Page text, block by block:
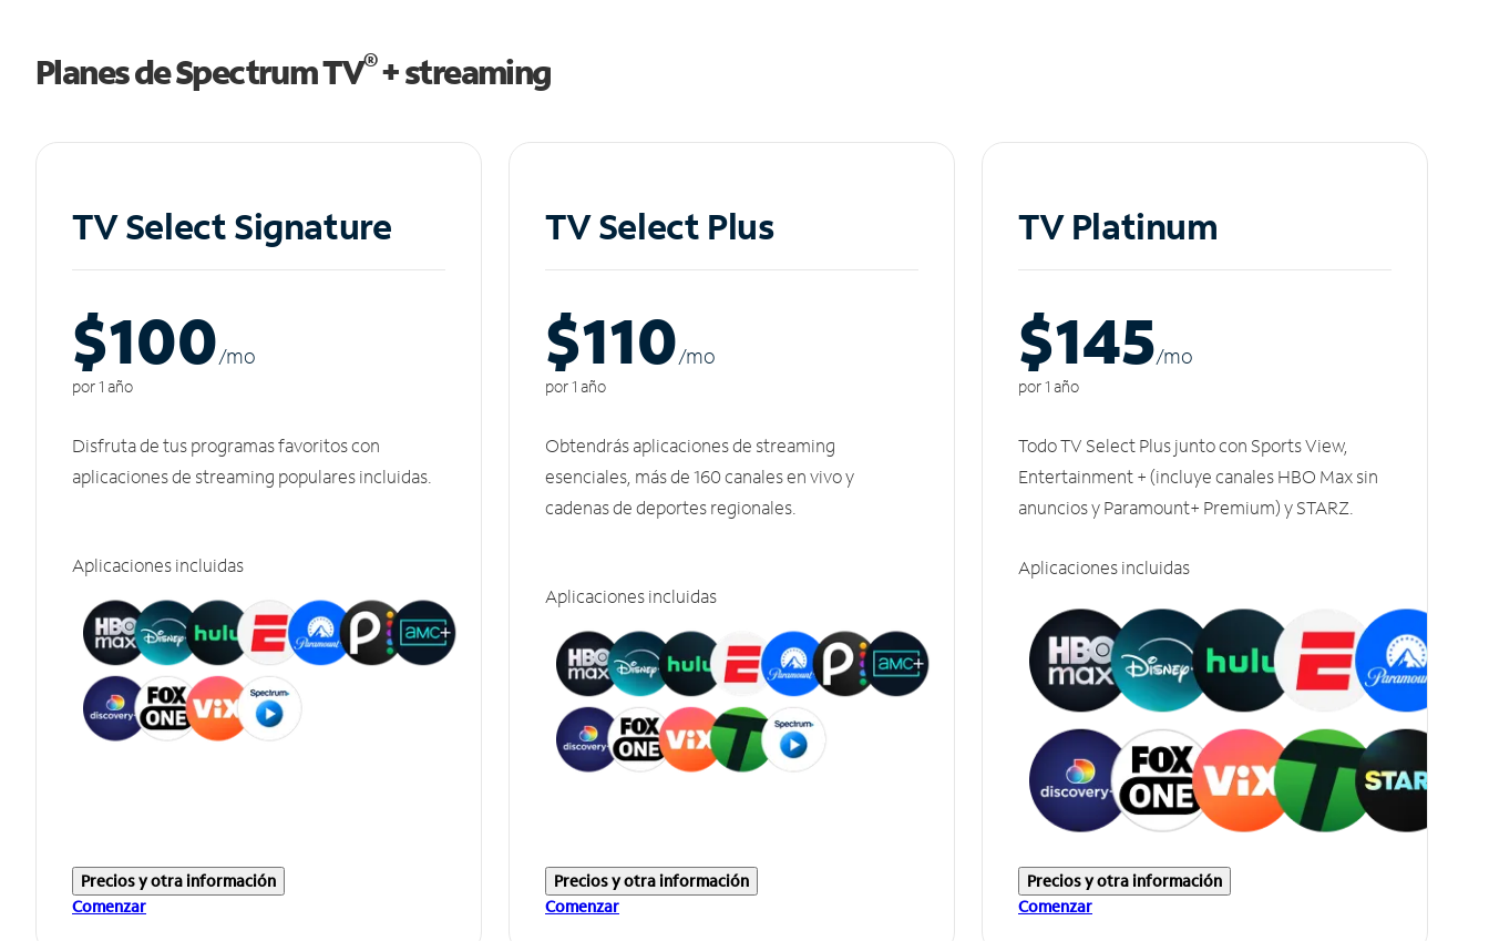
Planes de Spectrum TV®+ streaming
TV Select Signature
$100/mo
por 1 año
Disfruta de tus programas favoritos con
aplicaciones de streaming populares incluidas.
Aplicaciones incluidas
Precios y otra información
Comenzar
TV Select Plus
$110/mo
por 1 año
Obtendrás aplicaciones de streaming
esenciales, más de 160 canales en vivo y
cadenas de deportes regionales.
Aplicaciones incluidas
Precios y otra información
Comenzar
TV Platinum
$145/mo
por 1 año
Todo TV Select Plus junto con Sports View,
Entertainment + (incluye canales HBO Max sin
anuncios y Paramount+ Premium) y STARZ.
Aplicaciones incluidas
Precios y otra información
Comenzar